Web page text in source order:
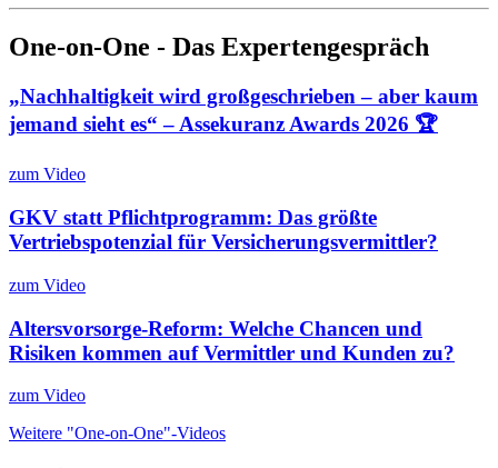
One-on-One - Das Expertengespräch
„Nachhaltigkeit wird großgeschrieben – aber kaum
jemand sieht es“ – Assekuranz Awards 2026 🏆
zum Video
GKV statt Pflichtprogramm: Das größte
Vertriebspotenzial für Versicherungsvermittler?
zum Video
Altersvorsorge-Reform: Welche Chancen und
Risiken kommen auf Vermittler und Kunden zu?
zum Video
Weitere "One-on-One"-Videos